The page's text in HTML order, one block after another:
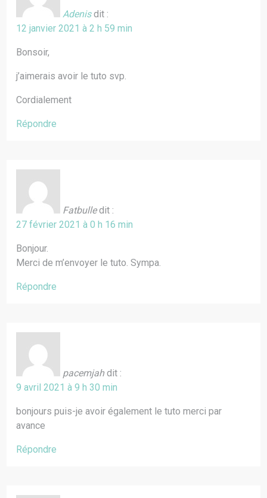
Adenis dit :
12 janvier 2021 à 2 h 59 min
Bonsoir,
j’aimerais avoir le tuto svp.
Cordialement
Répondre
Fatbulle dit :
27 février 2021 à 0 h 16 min
Bonjour.
Merci de m’envoyer le tuto. Sympa.
Répondre
pacemjah dit :
9 avril 2021 à 9 h 30 min
bonjours puis-je avoir également le tuto merci par
avance
Répondre